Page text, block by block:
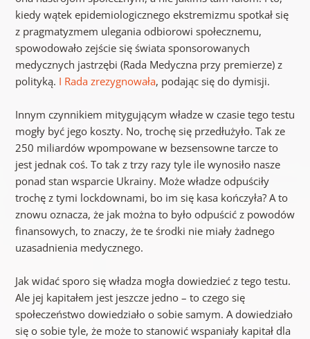
kiedy wątek epidemiologicznego ekstremizmu spotkał się
z pragmatyzmem ulegania odbiorowi społecznemu,
spowodowało zejście się świata sponsorowanych
medycznych jastrzębi (Rada Medyczna przy premierze) z
polityką. I Rada zrezygnowała, podając się do dymisji.
Innym czynnikiem mitygującym władze w czasie tego testu
mogły być jego koszty. No, trochę się przedłużyło. Tak ze
250 miliardów wpompowane w bezsensowne tarcze to
jest jednak coś. To tak z trzy razy tyle ile wynosiło nasze
ponad stan wsparcie Ukrainy. Może władze odpuściły
trochę z tymi lockdownami, bo im się kasa kończyła? A to
znowu oznacza, że jak można to było odpuścić z powodów
finansowych, to znaczy, że te środki nie miały żadnego
uzasadnienia medycznego.
Jak widać sporo się władza mogła dowiedzieć z tego testu.
Ale jej kapitałem jest jeszcze jedno – to czego się
społeczeństwo dowiedziało o sobie samym. A dowiedziało
się o sobie tyle, że może to stanowić wspaniały kapitał dla